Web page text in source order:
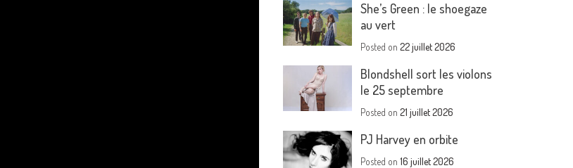
She’s Green : le shoegaze
au vert
Posted on22 juillet 2026
Blondshell sort les violons
le 25 septembre
Posted on21 juillet 2026
PJ Harvey en orbite
Posted on16 juillet 2026